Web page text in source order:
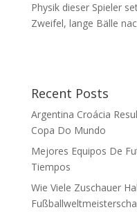
Physik dieser Spieler
Zweifel, lange Bälle
Recent Posts
Argentina Croácia
Copa Do Mundo
Mejores Equipos De
Tiempos
Wie Viele Zuschauer